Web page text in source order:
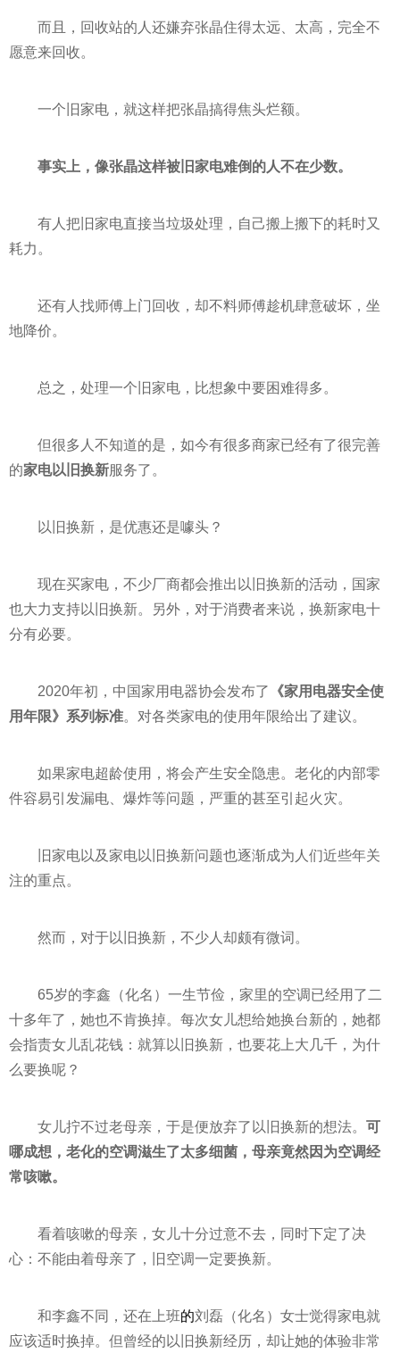
而且，回收站的人还嫌弃张晶住得太远、太高，完全不
愿意来回收。
一个旧家电，就这样把张晶搞得焦头烂额。
事实上，像张晶这样被旧家电难倒的人不在少数。
有人把旧家电直接当垃圾处理，自己搬上搬下的耗时又
耗力。
还有人找师傅上门回收，却不料师傅趁机肆意破坏，坐
地降价。
总之，处理一个旧家电，比想象中要困难得多。
但很多人不知道的是，如今有很多商家已经有了很完善
的家电以旧换新服务了。
以旧换新，是优惠还是噱头？
现在买家电，不少厂商都会推出以旧换新的活动， 国家
也大力支持以旧换新。另外，对于消费者来说，换新家电十
分有必要。
2020年初，中 国家用电器协会发布了
《家用电器安全使
用年限》系列标准。对各类家电的使用年限给出了建议。
如果家电超龄使用，将会产生安全隐患。老化的内部零
件容易引发漏电、爆炸等问题，严重的甚至引起火灾。
旧家电以及家电以旧换新问题也逐渐成为人们近些年关
注的重点。
然而，对于以旧换新，不少人却颇有微词。
65岁的李鑫（化名）一生节俭，家里的空调已经用了二
十多年了，她也不肯换掉。每次女儿想给她换台新的，她都
会指责女儿乱花钱：就算以旧换新，也要花上大几千，为什
么要换呢？
女儿拧不过老母亲，于是便放弃了以旧换新的想法。 可
哪成想，老化的空调滋生了太多细菌，母亲竟然因为空调经
常咳嗽。
看着咳嗽的母亲，女儿十分过意不去，同时下定了决
心：不能由着母亲了，旧空调一定要换新。
和李鑫不同，还在上班的刘磊（化名）女士觉得家电就
应该适时换掉。但曾经的以旧换新经历，却让她的体验非常